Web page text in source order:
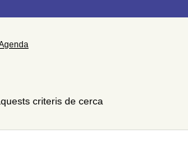
criteris de cerca